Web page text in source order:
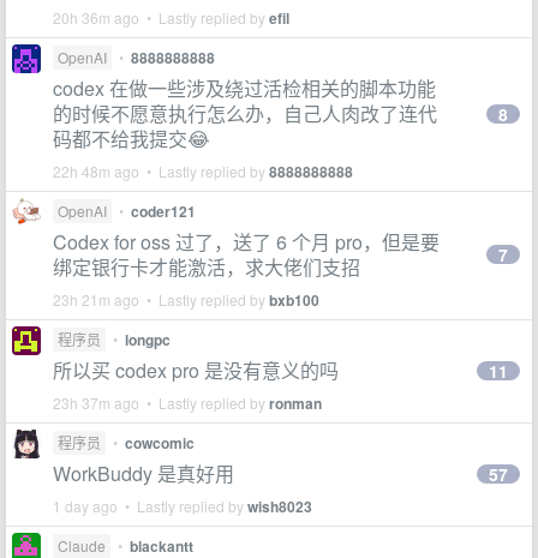
20h 36m ago • Lastly replied byefil
OpenAI • 8888888888
codex 在做一些涉及绕过活检相关的脚本功能
的时候不愿意执行怎么办，自己人肉改了连代
码都不给我提交😂
22h 48m ago • Lastly replied by8888888888
8
OpenAI • coder121
Codex for oss 过了，送了 6 个月 pro，但是要
绑定银行卡才能激活，求大佬们支招
23h 21m ago • Lastly replied bybxb100
7
程序员 • longpc
所以买 codex pro 是没有意义的吗
23h 37m ago • Lastly replied byronman
11
程序员 • cowcomic
WorkBuddy 是真好用
1 day ago • Lastly replied bywish8023
57
Claude • blackantt